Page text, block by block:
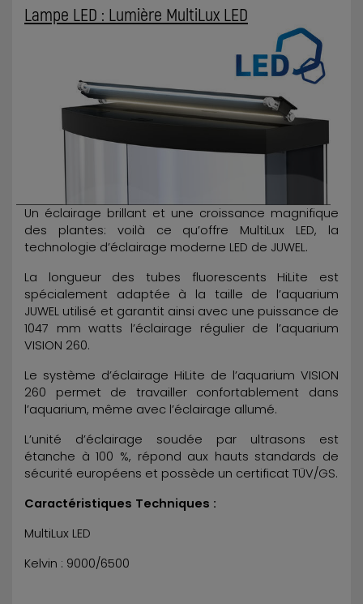
Lampe LED : Lumière MultiLux LED
Un éclairage brillant et une croissance magnifique
des plantes: voilà ce qu’offre MultiLux LED, la
technologie d’éclairage moderne LED de JUWEL.
La longueur des tubes fluorescents HiLite est
spécialement adaptée à la taille de l’aquarium
JUWEL utilisé et garantit ainsi avec une puissance de
1047 mm watts l’éclairage régulier de l’aquarium
VISION 260.
Le système d’éclairage HiLite de l’aquarium VISION
260 permet de travailler confortablement dans
l’aquarium, même avec l’éclairage allumé.
L’unité d’éclairage soudée par ultrasons est
étanche à 100 %, répond aux hauts standards de
sécurité européens et possède un certificat TÜV/GS.
Caractéristiques Techniques :
MultiLux LED
Kelvin : 9000/6500